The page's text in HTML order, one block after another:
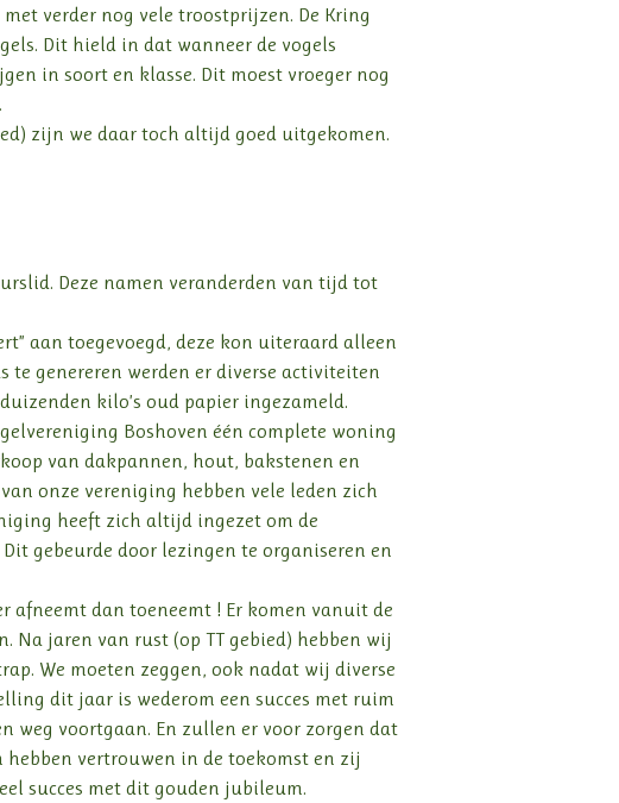
verder nog vele troostprijzen. De Kring
Dit hield in dat wanneer de vogels
in soort en klasse. Dit moest vroeger nog
zijn we daar toch altijd goed uitgekomen.
Deze namen veranderden van tijd tot
aan toegevoegd, deze kon uiteraard alleen
te genereren werden er diverse activiteiten
kilo’s oud papier ingezameld.
Boshoven één complete woning
van dakpannen, hout, bakstenen en
onze vereniging hebben vele leden zich
heeft zich altijd ingezet om de
gebeurde door lezingen te organiseren en
afneemt dan toeneemt ! Er komen vanuit de
Na jaren van rust (op TT gebied) hebben wij
We moeten zeggen, ook nadat wij diverse
dit jaar is wederom een succes met ruim
weg voortgaan. En zullen er voor zorgen dat
hebben vertrouwen in de toekomst en zij
succes met dit gouden jubileum.